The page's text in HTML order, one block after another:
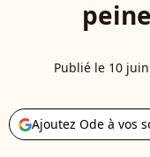
Publié le 10
Ajoutez Ode à vos